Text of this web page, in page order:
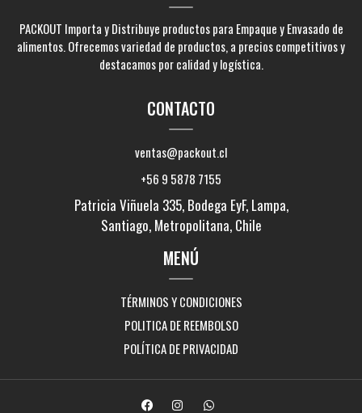
PACKOUT Importa y Distribuye productos para Empaque y Envasado de
alimentos. Ofrecemos variedad de productos, a precios competitivos y
destacamos por calidad y logística.
CONTACTO
ventas@packout.cl
+56 9 5878 7155
Patricia Viñuela 335, Bodega EyF, Lampa,
Santiago, Metropolitana, Chile
MENÚ
TÉRMINOS Y CONDICIONES
POLITICA DE REEMBOLSO
POLÍTICA DE PRIVACIDAD